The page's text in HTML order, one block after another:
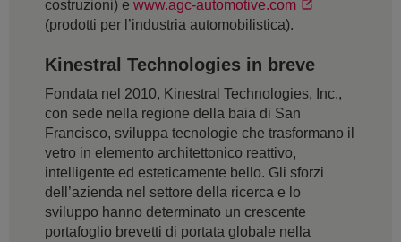
costruzioni) e www.agc-automotive.com
(prodotti per l’industria automobilistica).
Kinestral Technologies in breve
Fondata nel 2010, Kinestral Technologies, Inc.,
con sede nella regione della baia di San
Francisco, sviluppa tecnologie che trasformano il
vetro in elemento architettonico reattivo,
intelligente ed esteticamente bello. Gli sforzi
dell’azienda nel settore della ricerca e lo
sviluppo hanno determinato un crescente
portafoglio brevetti di portata globale nella